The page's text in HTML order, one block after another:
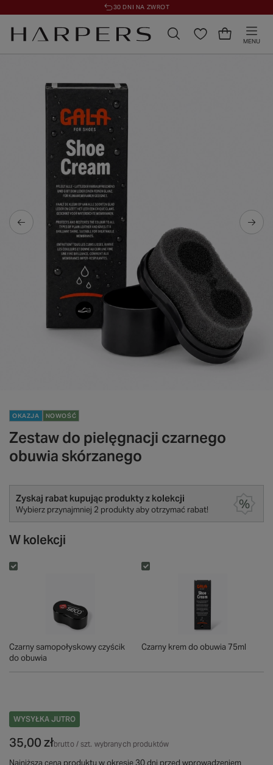
30 DNI NA ZWROT
MENU
OKAZJA NOWOŚĆ
Zestaw do pielęgnacji czarnego
obuwia skórzanego
Zyskaj rabat kupując produkty z kolekcji
Wybierz przynajmniej 2 produkty aby otrzymać rabat!
W kolekcji
Czarny samopołyskowy czyścik
do obuwia
Czarny krem do obuwia 75ml
WYSYŁKA JUTRO
35,00 złbrutto/szt. wybranych produktów
Najniższa cena produktu w okresie 30 dni przed wprowadzeniem